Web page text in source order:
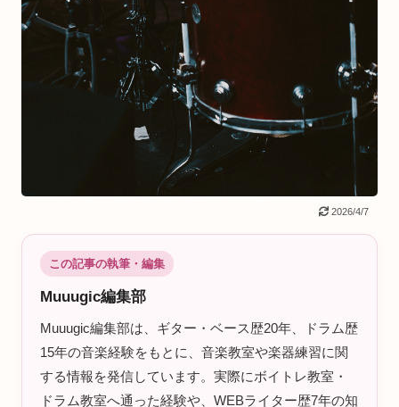
2026/4/7
この記事の執筆・編集
Muuugic編集部
Muuugic編集部は、ギター・ベース歴20年、ドラム歴
15年の音楽経験をもとに、音楽教室や楽器練習に関
する情報を発信しています。実際にボイトレ教室・
ドラム教室へ通った経験や、WEBライター歴7年の知